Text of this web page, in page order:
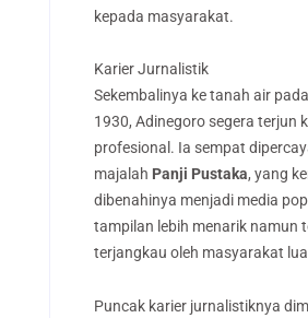
kepada masyarakat.
Karier Jurnalistik
Sekembalinya ke tanah air
1930, Adinegoro segera terjun
profesional. Ia sempat
majalah Panji Pustaka, yang
dibenahinya menjadi media
tampilan lebih menarik namun
terjangkau oleh masyarakat
Puncak karier jurnalistiknya